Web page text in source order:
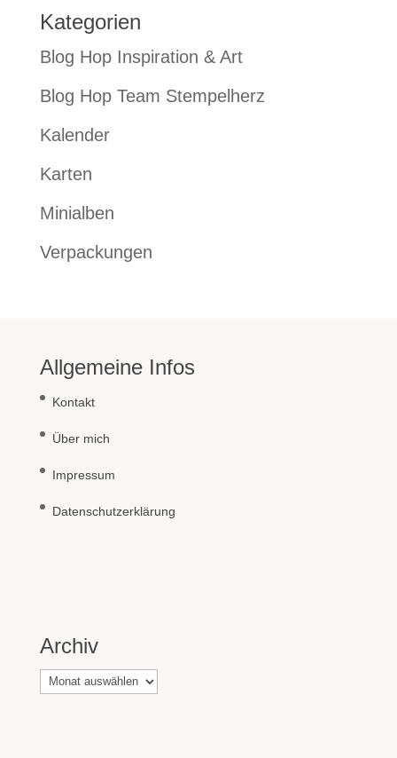
Kategorien
Blog Hop Inspiration & Art
Blog Hop Team Stempelherz
Kalender
Karten
Minialben
Verpackungen
Allgemeine Infos
Kontakt
Über mich
Impressum
Datenschutzerklärung
Archiv
Archiv